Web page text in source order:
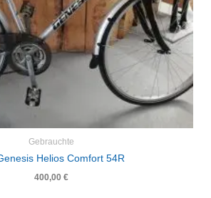
Gebrauchte
Helios Comfort 54R
400,00 €